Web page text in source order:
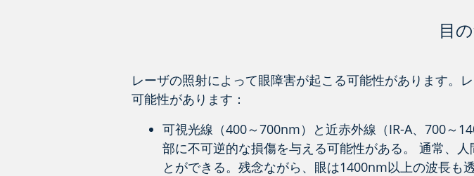
目
レーザの照射によって眼障害が起こる可能性があります。
可能性があります：
可視光線（400～700nm）と近赤外線（IR-A、700～
部に不可逆的な損傷を与える可能性がある。 通常、
とができる。残念ながら、眼は1400nm以上の波長も